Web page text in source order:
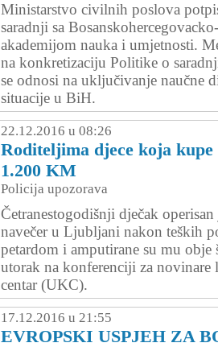
Ministarstvo civilnih poslova
saradnji sa
akademijom nauka i umjetnosti.
na konkretizaciju Politike o
se odnosi na uključivanje naučne
situacije u BiH.
22.12.2016 u 08:26
Roditeljima djece koja kupe
1.200 KM
Policija upozorava
Četranestogodišnji dječak
navečer u Ljubljani nakon teških
petardom i amputirane su mu
utorak na konferenciji za
centar (UKC).
17.12.2016 u 21:55
EVROPSKI USPJEH ZA